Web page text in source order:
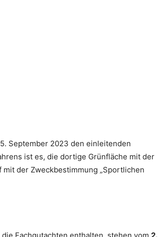
September 2023 den einleitenden
ist es, die dortige Grünfläche mit der
mit der Zweckbestimmung „Sportlichen
Fachgutachten enthalten, stehen vom 2.